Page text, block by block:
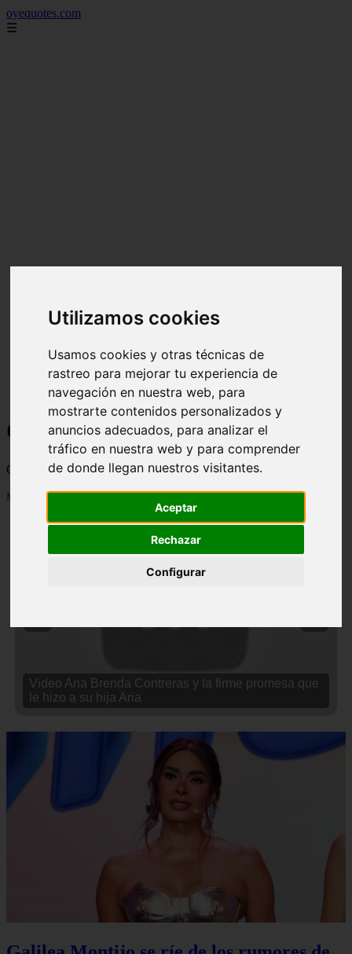
Utilizamos cookies
Usamos cookies y otras técnicas de
rastreo para mejorar tu experiencia de
navegación en nuestra web, para
mostrarte contenidos personalizados y
anuncios adecuados, para analizar el
tráfico en nuestra web y para comprender
de donde llegan nuestros visitantes.
Aceptar
Rechazar
Configurar
oyequotes.com
☰
Curiosidades y Sabias que
Cosas curiosas, curiosidades, noticias impactantes y mucho mas
Mostrando 1 - 24 de 2834 artículos
Video Ana Brenda Contreras y la firme promesa que
le hizo a su hija Aria